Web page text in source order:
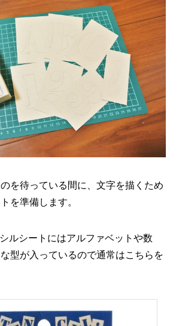
を待っている間に、文字を描くため
を準備します。
ルシートにはアルファベットや数
型が入っているので通常はこちらを